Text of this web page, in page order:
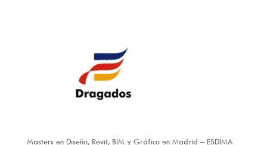
Masters en Diseño, Revit, BIM y Gráfico en Madrid – ESDIMA